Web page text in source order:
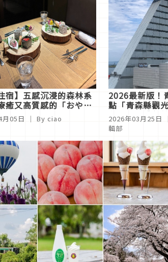
宿】五感沉浸的森林系
癒又高質感的「おやど
月05日 ｜ By ciao
2026最新版！
點「青森縣觀
必買伴手禮與
足！
2026年03月25日
輯部